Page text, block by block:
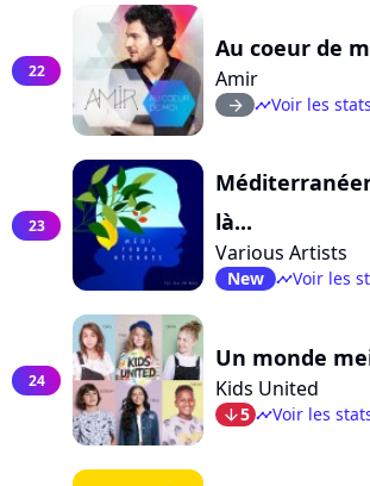
22
Au coeur de
Amir
arrow_right timelineVoir les stats
23
là...
Various Artists
New timelineVoir les
24
Un monde
Kids United
arrow_bot5 timelineVoir les